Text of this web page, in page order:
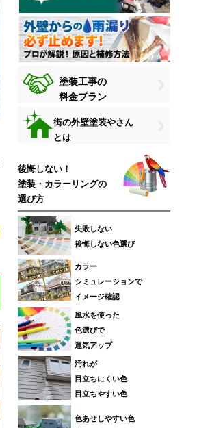
塗装工事の
料金プラン
街の外壁塗装やさん
とは
後悔しない！
塗装・カラーリングの
選び方
失敗しない
後悔しない色選び
カラー
シミュレーションで
イメージ確認
風水を使った
色選びで
運気アップ
汚れが
目立ちにくい色
目立ちやすい色
色あせしやすい色